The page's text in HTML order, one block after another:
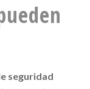
seguridad